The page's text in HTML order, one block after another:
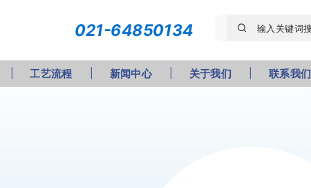
工艺流程 新闻中心 关于我们 联系我们
021-64850134